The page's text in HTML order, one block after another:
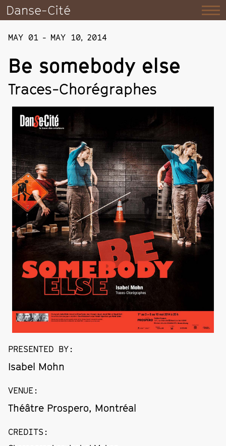
Danse-Cité
MAY 01 - MAY 10, 2014
Be somebody else
Traces-Chorégraphes
PRESENTED BY :
Isabel Mohn
VENUE :
Théâtre Prospero, Montréal
CREDITS :